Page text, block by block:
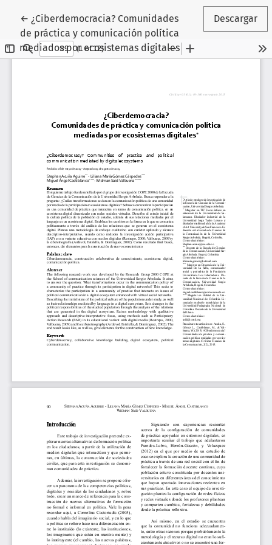
← Volver a los detalles del artículo
¿Ciberdemocracia? Comunidades
de práctica y comunicación política
mediados por ecosistemas digitales
Descargar